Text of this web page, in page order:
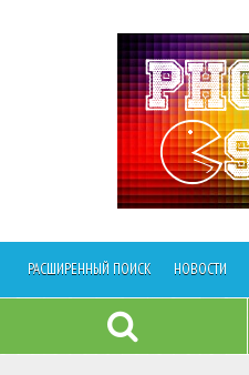
РАСШИРЕННЫЙ ПОИСК НОВОСТИ